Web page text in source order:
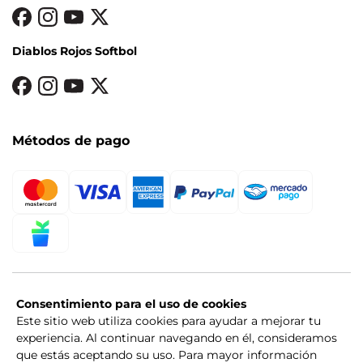
Diablos Rojos Softbol
Métodos de pago
Consentimiento para el uso de cookies
Este sitio web utiliza cookies para ayudar a mejorar tu
experiencia. Al continuar navegando en él, consideramos
que estás aceptando su uso. Para mayor información